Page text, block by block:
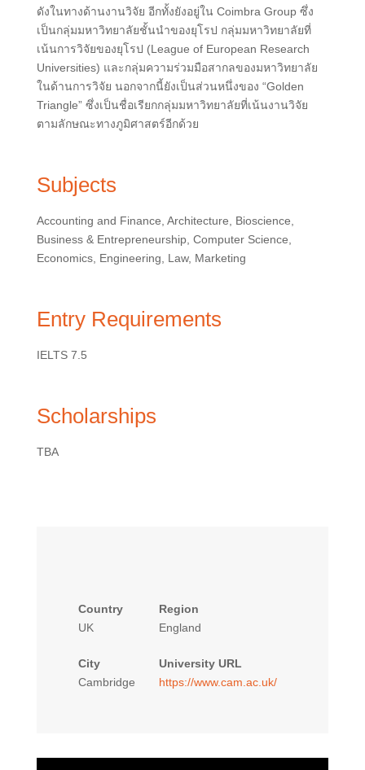
ดังในทางด้านงานวิจัย อีกทั้งยังอยู่ใน Coimbra Group ซึ่ง
เป็นกลุ่มมหาวิทยาลัยชั้นนำของยุโรป กลุ่มมหาวิทยาลัยที่
เน้นการวิจัยของยุโรป (League of European Research
Universities) และกลุ่มความร่วมมือสากลของมหาวิทยาลัย
ในด้านการวิจัย นอกจากนี้ยังเป็นส่วนหนึ่งของ “Golden
Triangle” ซึ่งเป็นชื่อเรียกกลุ่มมหาวิทยาลัยที่เน้นงานวิจัย
ตามลักษณะทางภูมิศาสตร์อีกด้วย
Subjects
Accounting and Finance, Architecture, Bioscience,
Business & Entrepreneurship, Computer Science,
Economics, Engineering, Law, Marketing
Entry Requirements
IELTS 7.5
Scholarships
TBA
Country
UK
Region
England
City
Cambridge
University URL
https://www.cam.ac.uk/